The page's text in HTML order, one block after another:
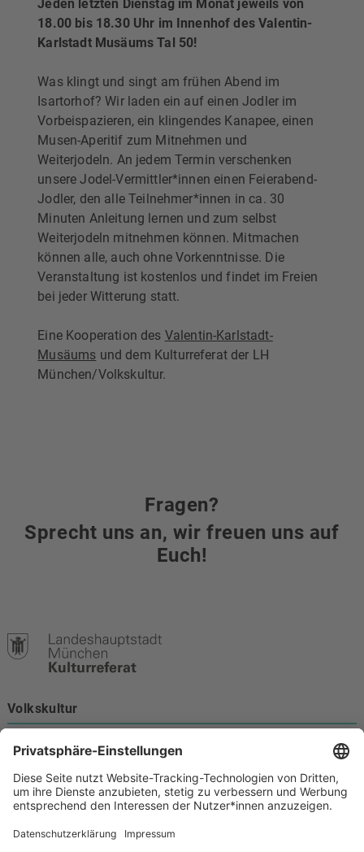
Jeden letzten Dienstag im Monat jeweils von
18.00 bis 18.30 Uhr im Innenhof des Valentin-
Karlstadt MusäumsTal 50!
Was klingt und singt am frühen Abend im
Isartorhof? Wir laden ein auf einen Jodler im
Vorbeispazieren, ein klingendes Kanapee, einen
Musen-Aperitif zum Mitnehmen und
Weiterjodeln. An jedem Termin verschenken
unsere Jodel-Vermittler*innen einen Feierabend-
Jodler, den alle Teilnehmer*innen in ca. 30
Minuten Anleitung lernen und zum selbst
Weiterjodeln mitnehmen können. Mitmachen
können alle, auch ohne Vorkenntnisse. Die
Veranstaltung ist kostenlos und findet im Freien
bei jeder Witterung statt.
Eine Kooperation des Valentin-Karlstadt-
Musäums und dem Kulturreferat der LH
München/Volkskultur.
Fragen?
Sprecht uns an, wir freuen uns auf
Euch!
Volkskultur
80331 München
Kontakt
089 233-21172
volkskultur@muenchen.de